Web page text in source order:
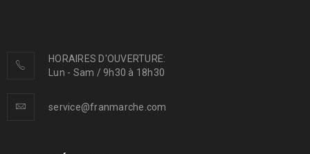
HORAIRES D'OUVERTURE:
Lun - Sam / 9h30 à 18h30
service@franmarche.com